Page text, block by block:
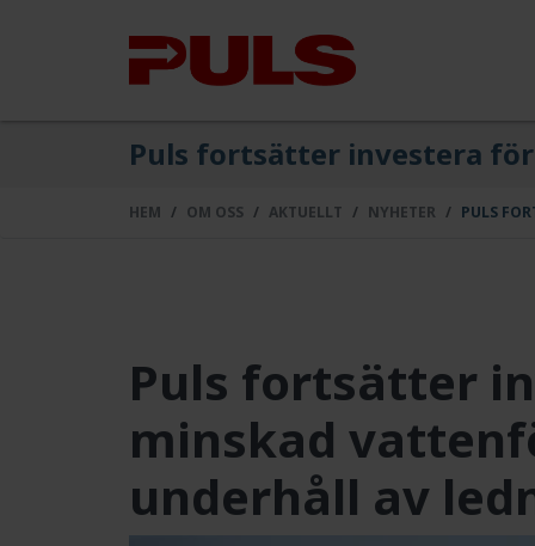
Puls fortsätter investera
HEM OM OSS AKTUELLT NYHETER PULS
Puls fortsätter
minskad
underhåll av